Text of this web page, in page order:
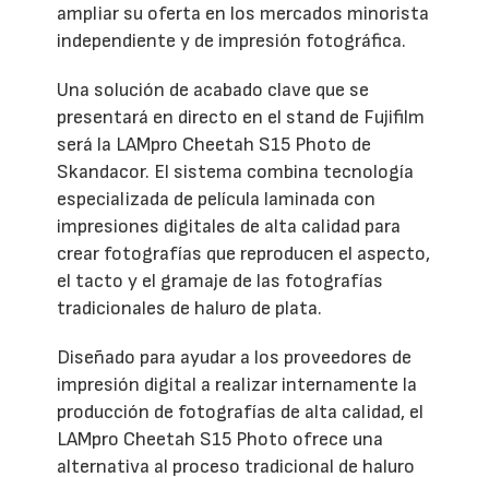
ampliar su oferta en los mercados minorista
independiente y de impresión fotográfica.
Una solución de acabado clave que se
presentará en directo en el stand de Fujifilm
será la LAMpro Cheetah S15 Photo de
Skandacor. El sistema combina tecnología
especializada de película laminada con
impresiones digitales de alta calidad para
crear fotografías que reproducen el aspecto,
el tacto y el gramaje de las fotografías
tradicionales de haluro de plata.
Diseñado para ayudar a los proveedores de
impresión digital a realizar internamente la
producción de fotografías de alta calidad, el
LAMpro Cheetah S15 Photo ofrece una
alternativa al proceso tradicional de haluro